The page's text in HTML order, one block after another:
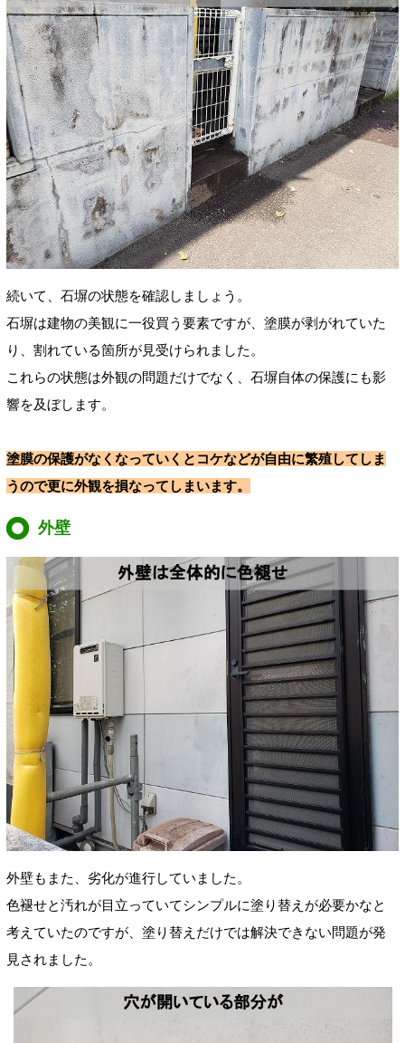
続いて、石塀の状態を確認しましょう。
石塀は建物の美観に一役買う要素ですが、塗膜が剥がれていた
り、割れている箇所が見受けられました。
これらの状態は外観の問題だけでなく、石塀自体の保護にも影
響を及ぼします。
塗膜の保護がなくなっていくとコケなどが自由に繁殖してしま
うので更に外観を損なってしまいます。
外壁
外壁もまた、劣化が進行していました。
色褪せと汚れが目立っていてシンプルに塗り替えが必要かなと
考えていたのですが、塗り替えだけでは解決できない問題が発
見されました。